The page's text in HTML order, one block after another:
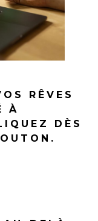
RÊVES
À
DÈS